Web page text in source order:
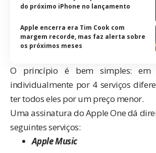
do próximo iPhone no lançamento
Apple encerra era Tim Cook com
margem recorde, mas faz alerta sobre
os próximos meses
O princípio é bem simples: em
individualmente por 4 serviços
ter todos eles por um preço menor.
Uma assinatura do Apple One dá
seguintes serviços:
Apple Music